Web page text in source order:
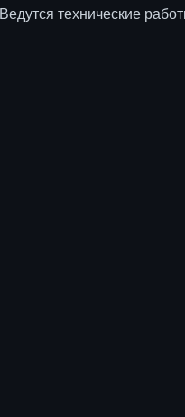
Ведутся технические